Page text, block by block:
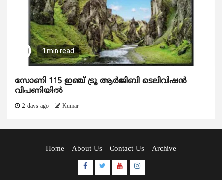
1 min read
സോണി 115 ഇഞ്ച് ട്രൂ ആർജിബി ടെലിവിഷൻ
വിപണിയിൽ
2 days ago Kumar
Home About Us Contact Us Archive
Facebook
TwitterYoutubeInstagram